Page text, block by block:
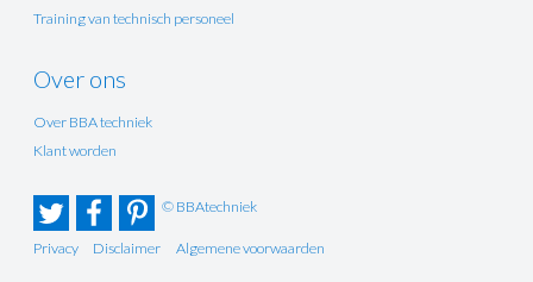
Training van technisch personeel
Over ons
Over BBA techniek
Klant worden
© BBAtechniek
Privacy Disclaimer Algemene voorwaarden